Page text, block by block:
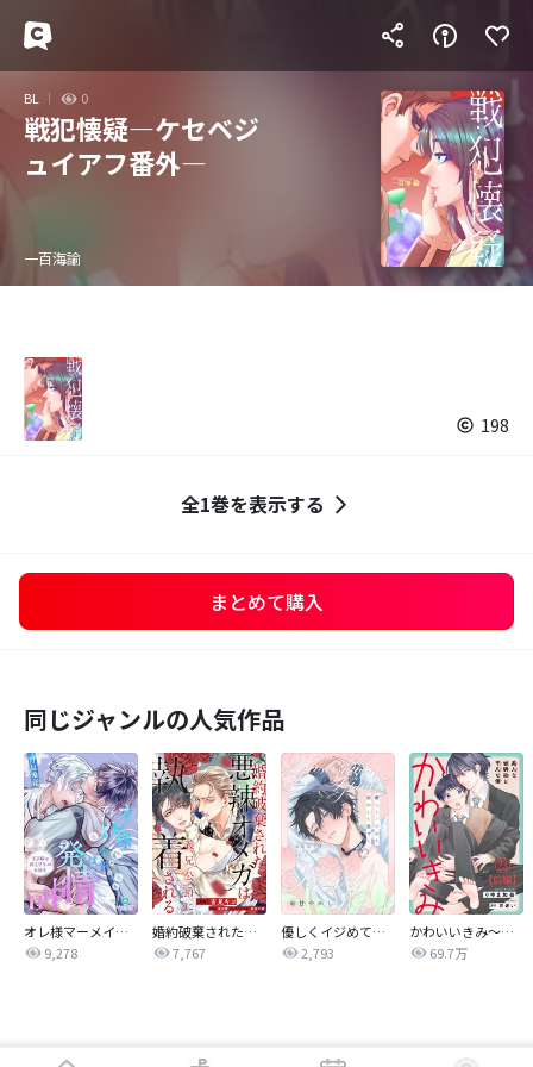
BL 0
戦犯懐疑―ケセベジ
ュイアフ番外―
一百海諭
198
全1巻を表示する
まとめて購入
同じジャンルの人気作品
オレ様マーメイドは発情中～王子様は貧乏学生がお好き～
9,278
婚約破棄された悪辣オメガは義兄公爵に執着される 【連載版】
7,767
優しくイジめて溶かして混ぜて
2,793
かわいいきみ～美人な幼馴染と平凡な僕～
69.7万